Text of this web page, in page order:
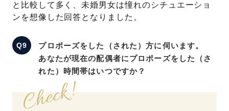
と比較して多く、未婚男女は憧れのシチュエーショ
ンを想像した回答となりました。
プロポーズをした（された）方に伺います。
あなたが現在の配偶者にプロポーズをした（さ
れた）時間帯はいつですか？